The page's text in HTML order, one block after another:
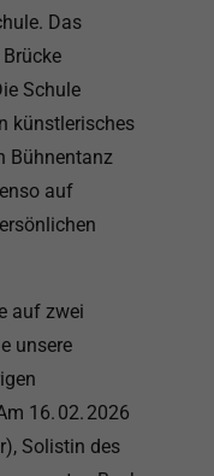
Das
Schule
künstlerisches
Bühnentanz
auf
auf zwei
unsere
16. 02. 2026
Solistin des